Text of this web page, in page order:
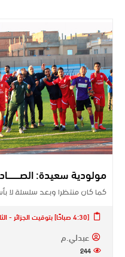
مولودية سعيدة:
كما كان منتظرا وبعد سلسلة لا
[4:30 صباحًا] بتوقيت الجزائر - الثلاثاء 10 فبراير 2026
عبدلي.م
244